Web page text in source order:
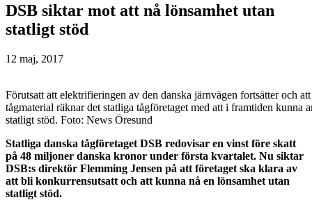
DSB siktar mot att nå lönsamhet utan
statligt stöd
12 maj, 2017
Förutsatt att elektrifieringen av den danska järnvägen fortsätter och
tågmaterial räknar det statliga tågföretaget med att i framtiden kunna
statligt stöd. Foto: News Öresund
Statliga danska tågföretaget DSB redovisar en vinst före skatt
på 48 miljoner danska kronor under första kvartalet. Nu siktar
DSB:s direktör Flemming Jensen på att företaget ska klara av
att bli konkurrensutsatt och att kunna nå en lönsamhet utan
statligt stöd.